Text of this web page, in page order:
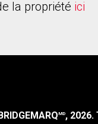
la propriété ici
MD, 2026.